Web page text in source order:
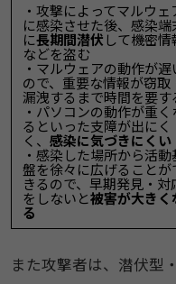
・攻撃によってマルウェ
に感染させた後、感染端
に​​長期間潜伏 して機密情
などを盗む​
・マルウェアの動作が遅
ので、重要な情報が窃取
漏洩するまで時間を要す
・パソコンの動作が重く
るといった支障が出にく
く、​​ 感染に気づきにくい
・感染した場所から活動
盤を徐々に広げることが
きるので、早期発見・対
をしないと被害が大きく
る
また攻撃者は、潜伏型